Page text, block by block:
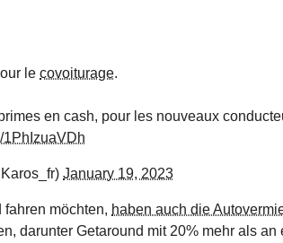
le covoiturage.
en cash, pour les nouveaux
1PhIzuaVDh
January 19, 2023
möchten, haben auch die
darunter Getaround mit 20% mehr als an